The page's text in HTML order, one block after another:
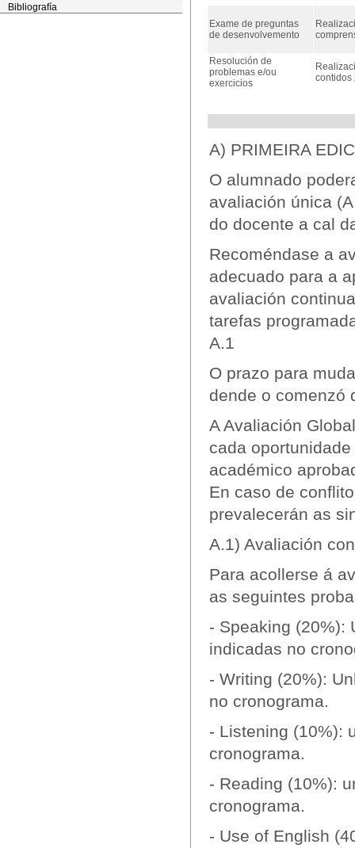
Bibliografía
Exame de preguntas
de desenvolvemento
Resolución de
problemas e/ou
exercicios
contidos
A) PRIMEIRA
O alumnado
avaliación única
do docente a cal
Recoméndase a
adecuado para a
avaliación
tarefas
A.1
O prazo para
dende o comenzó
A Avaliación
cada
académico
En caso de
prevalecerán as
A.1) Avaliación
Para acollerse á
as seguintes
- Speaking (20%):
indicadas no
- Writing (20%):
no cronograma.
- Listening (10%):
cronograma.
- Reading (10%):
cronograma.
- Use of English